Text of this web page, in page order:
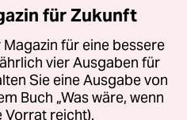
für Zukunft
Magazin für eine bessere
vier Ausgaben für
Sie eine Ausgabe von
Buch „Was wäre, wenn
Vorrat reicht).